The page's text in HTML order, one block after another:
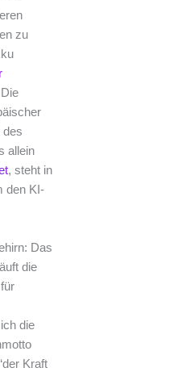
zu
des
allein
, steht in
den KI-
Das
die
die
Kraft